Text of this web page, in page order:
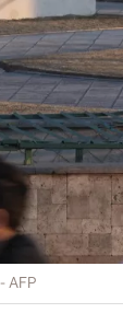
AFP